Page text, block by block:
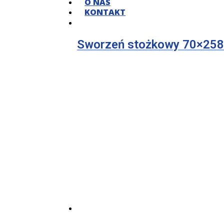
KONTAKT
Sworzeń stożkowy